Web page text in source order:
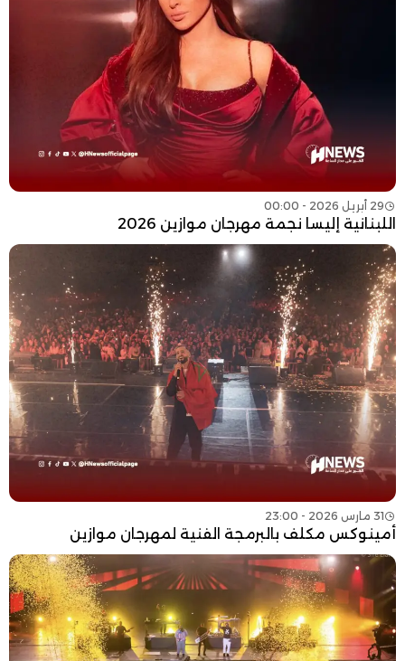
29 أبريل 2026 - 00:00
اللبنانية إليسا نجمة مهرجان موازين 2026
31 مارس 2026 - 23:00
أمينوكس مكلف بالبرمجة الفنية لمهرجان موازين